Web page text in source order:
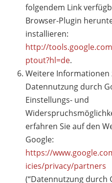
folgendem Link
Browser-Plugin
installieren:
http://
ptout?hl=de.
Weitere Informationen
Datennutzung durch
Einstellungs- und
erfahren Sie auf den
Google:
https://
icies/privacy/partners
(“Datennutzung durch